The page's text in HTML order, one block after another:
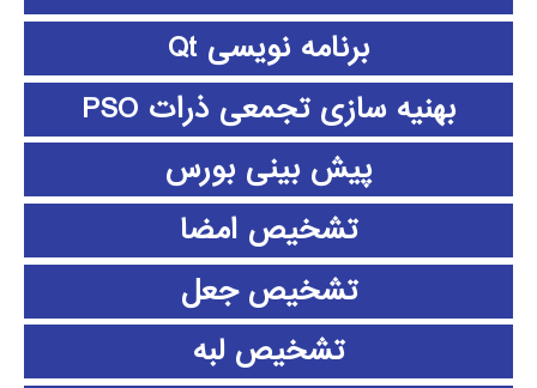
برنامه نویسی Qt
بهنیه سازی تجمعی ذرات PSO
پیش بینی بورس
تشخیص امضا
تشخیص جعل
تشخیص لبه